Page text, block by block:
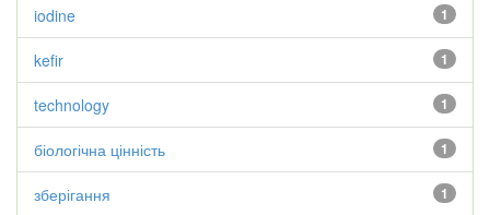
1
iodine
1
kefir
1
technology
1
біологічна цінність
1
зберігання